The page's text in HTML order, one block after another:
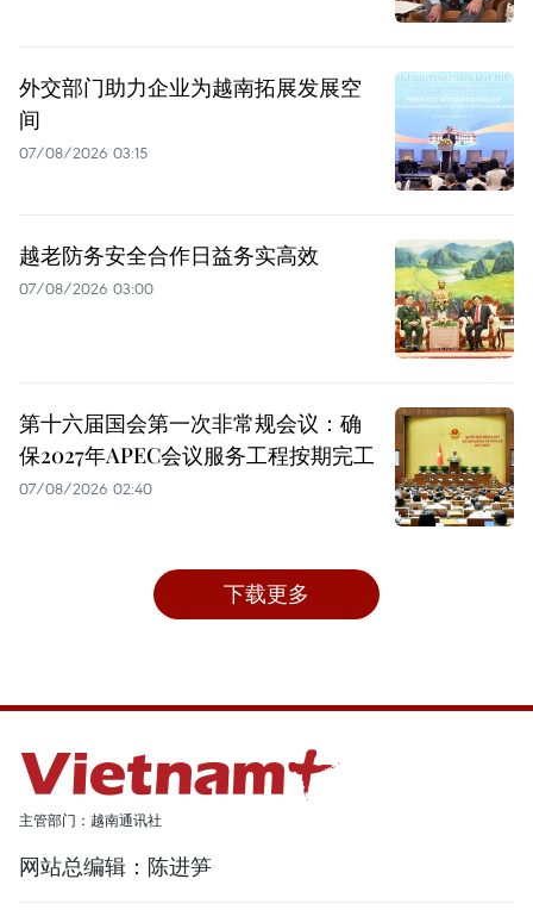
外交部门助力企业为越南拓展发展空
间
07/08/2026 03:15
越老防务安全合作日益务实高效
07/08/2026 03:00
第十六届国会第一次非常规会议：确
保2027年APEC会议服务工程按期完工
07/08/2026 02:40
下载更多
主管部门：越南通讯社
网站总编辑：陈进笋